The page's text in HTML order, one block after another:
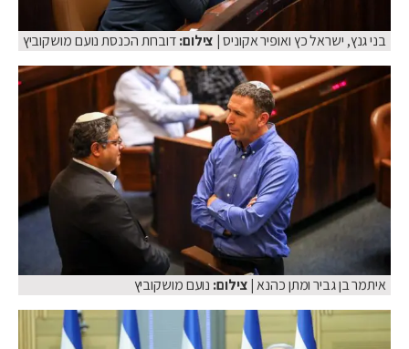
בני גנץ, ישראל כץ ואופיר אקוניס| צילום:דוברות הכנסת נועם מושקוביץ
איתמר בן גביר ומתן כהנא| צילום: נועם מושקוביץ